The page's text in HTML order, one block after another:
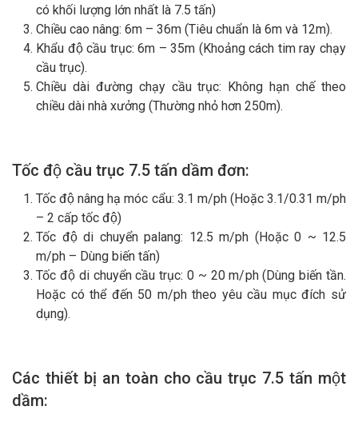
có khối lượng lớn nhất là 7.5 tấn)
Chiều cao nâng: 6m – 36m (Tiêu chuẩn là 6m và 12m).
Khẩu độ cầu trục: 6m – 35m (Khoảng cách tim ray chạy
cầu trục).
Chiều dài đường chạy cầu trục: Không hạn chế theo
chiều dài nhà xưởng (Thường nhỏ hơn 250m).
Tốc độ cầu trục 7.5 tấn dầm đơn:
Tốc độ nâng hạ móc cẩu: 3.1 m/ph (Hoặc 3.1/0.31 m/ph
– 2 cấp tốc độ)
Tốc độ di chuyển palang: 12.5 m/ph (Hoặc 0 ~ 12.5
m/ph – Dùng biến tấn)
Tốc độ di chuyển cầu trục: 0 ~ 20 m/ph (Dùng biến tần.
Hoặc có thể đến 50 m/ph theo yêu cầu mục đích sử
dụng).
Các thiết bị an toàn cho cầu trục 7.5 tấn một
dầm: